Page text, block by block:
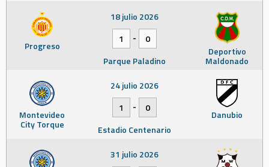
Progreso Deportivo
Maldonado
18 julio 2026
1
-
0
Parque Paladino
Montevideo
City Torque
Danubio
24 julio 2026
1
-
0
Estadio Centenario
31 julio 2026